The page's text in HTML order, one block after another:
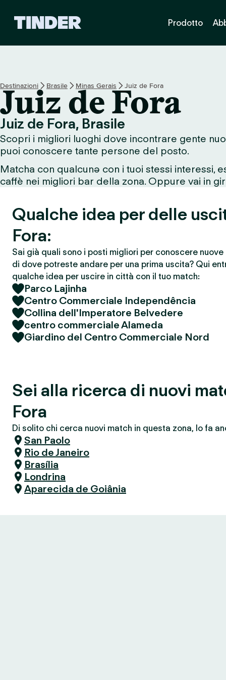
T
d
e
r
Prodotto
Destinazioni Brasile Minas Gerais Juiz de Fora
Juiz de Fora
Juiz de Fora, Brasile
Scopri i migliori luoghi dove incontrare gente
puoi conoscere tante persone del posto.
Matcha con qualcunə con i tuoi stessi
caffè nei migliori bar della zona. Oppure vai in
Qualche idea per delle
Fora:
Sai già quali sono i posti migliori per conoscere nuove
di dove potreste andare per una prima uscita? Qui
qualche idea per uscire in città con il tuo match:
Parco Lajinha
Centro Commerciale Independência
Collina dell'Imperatore Belvedere
centro commerciale Alameda
Giardino del Centro Commerciale Nord
Sei alla ricerca di nuovi
Fora
Di solito chi cerca nuovi match in questa zona, lo fa
San Paolo
Rio de Janeiro
Brasília
Londrina
Aparecida de Goiânia